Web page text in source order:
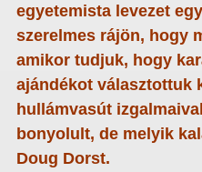
egyetemista levezet
szerelmes rájön, hogy
amikor tudjuk, hogy
ajándékot választottuk
hullámvasút
bonyolult, de melyik
Doug Dorst.